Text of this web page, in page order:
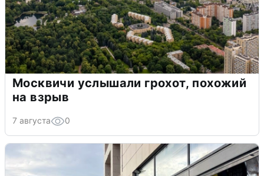
Москвичи услышали грохот, похожий
на взрыв
7 августа 0